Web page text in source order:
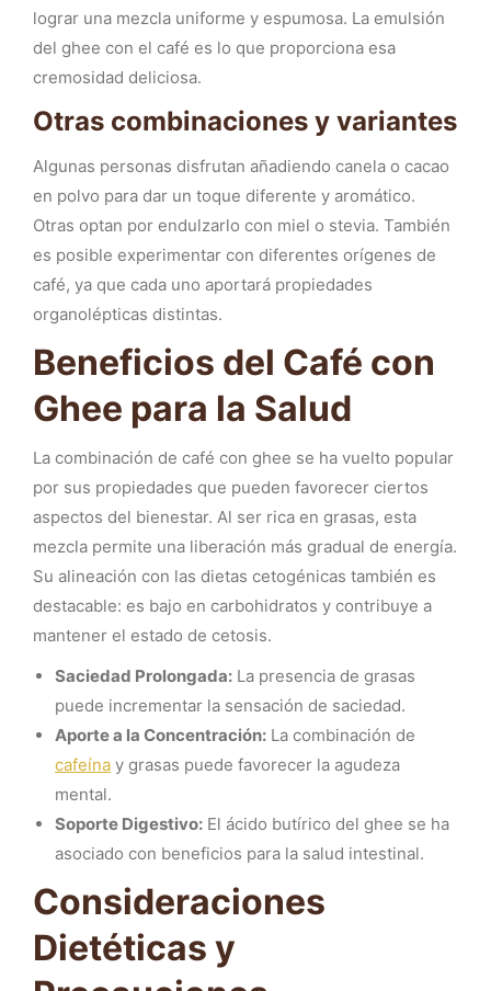
lograr una mezcla uniforme y espumosa. La emulsión
del ghee con el café es lo que proporciona esa
cremosidad deliciosa.
Otras combinaciones y variantes
Algunas personas disfrutan añadiendo canela o cacao
en polvo para dar un toque diferente y aromático.
Otras optan por endulzarlo con miel o stevia. También
es posible experimentar con diferentes orígenes de
café, ya que cada uno aportará propiedades
organolépticas distintas.
Beneficios del Café con
Ghee para la Salud
La combinación de café con ghee se ha vuelto popular
por sus propiedades que pueden favorecer ciertos
aspectos del bienestar. Al ser rica en grasas, esta
mezcla permite una liberación más gradual de energía.
Su alineación con las dietas cetogénicas también es
destacable: es bajo en carbohidratos y contribuye a
mantener el estado de cetosis.
Saciedad Prolongada: La presencia de grasas
puede incrementar la sensación de saciedad.
Aporte a la Concentración: La combinación de
cafeína y grasas puede favorecer la agudeza
mental.
Soporte Digestivo: El ácido butírico del ghee se ha
asociado con beneficios para la salud intestinal.
Consideraciones
Dietéticas y